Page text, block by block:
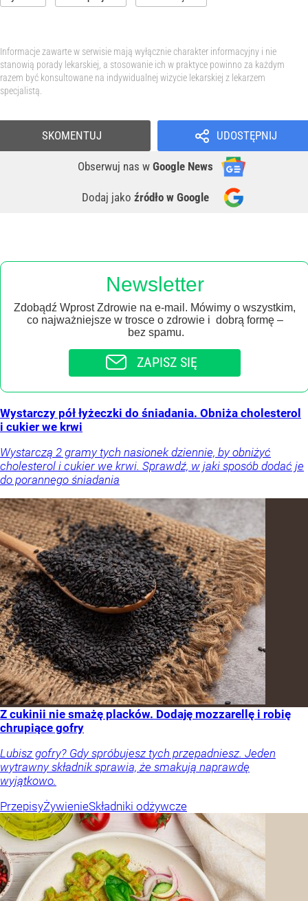
Informacje zawarte w serwisie mają wyłącznie charakter informacyjny i nie
stanowią porady lekarskiej, a stosowanie ich w praktyce powinno za każdym
razem być konsultowane na indywidualnej wizycie lekarskiej z lekarzem
specjalistą.
UDOSTĘPNIJ
Obserwuj nas w Google News
Dodaj jako źródło w Google
SKOMENTUJ
Newsletter
Zdobądź Wprost Zdrowie na e-mail. Mówimy o wszystkim,
co najważniejsze w trosce o zdrowie i dobrą formę –
bez spamu.
ZAPISZ SIĘ
Wystarczy pół łyżeczki do śniadania. Obniża cholesterol
i cukier we krwi
Wystarczą 2 gramy tych nasionek dziennie, by obniżyć
cholesterol i cukier we krwi. Sprawdź, w jaki sposób dodać je
do porannego śniadania
Z cukinii nie smażę placków. Dodaję mozzarellę i robię
chrupiące gofry
Lubisz gofry? Gdy spróbujesz tych przepadniesz. Jeden
wytrawny składnik sprawia, że smakują naprawdę
wyjątkowo.
PrzepisyŻywienieSkładniki odżywcze